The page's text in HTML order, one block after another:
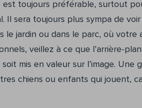
est toujours préférable, surtout
Il sera toujours plus sympa de
le jardin ou dans le parc, où votre
veillez à ce que l’arrière-
mis en valeur sur l’image.
chiens ou enfants qui jouent,